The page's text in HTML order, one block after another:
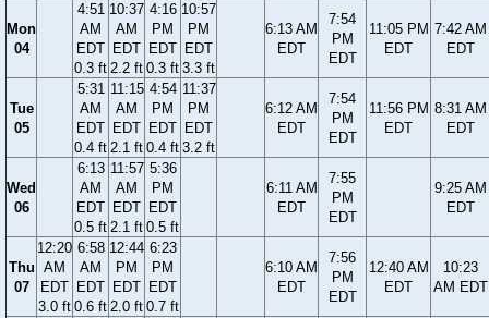
Mon
04
4:51
AM
EDT
0.3 ft
10:37
AM
EDT
2.2 ft
4:16
PM
EDT
0.3 ft
10:57
PM
EDT
3.3 ft
6:13 AM
EDT
7:54
PM
EDT
11:05 PM
EDT
7:42 AM
EDT
Tue
05
5:31
AM
EDT
0.4 ft
11:15
AM
EDT
2.1 ft
4:54
PM
EDT
0.4 ft
11:37
PM
EDT
3.2 ft
6:12 AM
EDT
7:54
PM
EDT
11:56 PM
EDT
8:31 AM
EDT
Wed
06
6:13
AM
EDT
0.5 ft
11:57
AM
EDT
2.1 ft
5:36
PM
EDT
0.5 ft
6:11 AM
EDT
7:55
PM
EDT
9:25 AM
EDT
Thu
07
12:20
AM
EDT
3.0 ft
6:58
AM
EDT
0.6 ft
12:44
PM
EDT
2.0 ft
6:23
PM
EDT
0.7 ft
6:10 AM
EDT
7:56
PM
EDT
12:40 AM
EDT
10:23
AM EDT